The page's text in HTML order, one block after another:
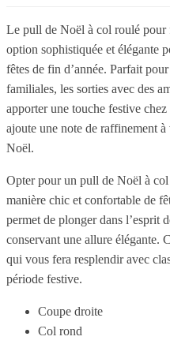
Le pull de Noël à col roulé pour
option sophistiquée et élégante
fêtes de fin d’année. Parfait
familiales, les sorties avec des
apporter une touche festive
ajoute une note de raffinement à
Noël.
Opter pour un pull de Noël à col
manière chic et confortable de
permet de plonger dans l’esprit
conservant une allure élégante.
qui vous fera resplendir avec
période festive.
Coupe droite
Col rond